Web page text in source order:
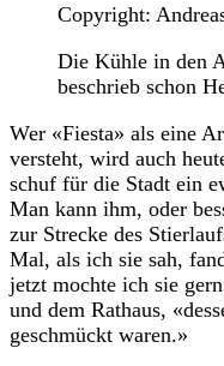
Copyright:
Die Kühle in den
beschrieb schon
Wer «Fiesta» als eine
versteht, wird auch
schuf für die Stadt ein
Man kann ihm, oder
zur Strecke des
Mal, als ich sie sah,
jetzt mochte ich sie
und dem Rathaus,
geschmückt waren.»